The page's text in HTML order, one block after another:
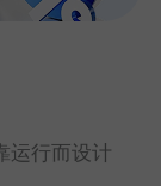
运行而设计